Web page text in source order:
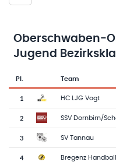
Oberschwaben-
Jugend
Pl.
Team-Logo
Team
1 HC LJG Vogt
2 SSV Dornbirn/
3 SV Tannau
4 Bregenz Handball